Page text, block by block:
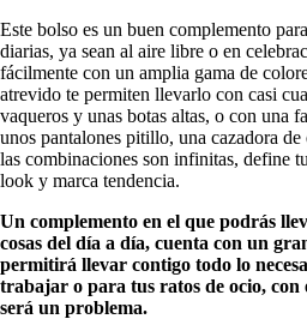
Este bolso es un buen complemento
diarias, ya sean al aire libre o en
fácilmente con un amplia gama de
atrevido te permiten llevarlo con casi
vaqueros y unas botas altas, o con una
unos pantalones pitillo, una cazadora de
las combinaciones son infinitas, define
look y marca tendencia.
Un complemento en el que podrás
cosas del día a día, cuenta con un
permitirá llevar contigo todo lo
trabajar o para tus ratos de ocio, con
será un problema.